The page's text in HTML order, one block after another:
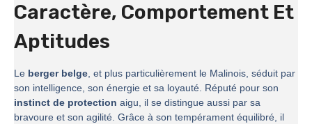
Caractère, Comportement Et
Aptitudes
Le berger belge, et plus particulièrement le Malinois, séduit par
son intelligence, son énergie et sa loyauté. Réputé pour son
instinct de protection aigu, il se distingue aussi par sa
bravoure et son agilité. Grâce à son tempérament équilibré, il